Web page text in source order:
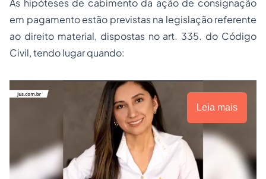
As hipóteses de cabimento da ação de consignação
em pagamento estão previstas na legislação referente
ao direito material, dispostas no art. 335. do Código
Civil, tendo lugar quando:
Leia mais